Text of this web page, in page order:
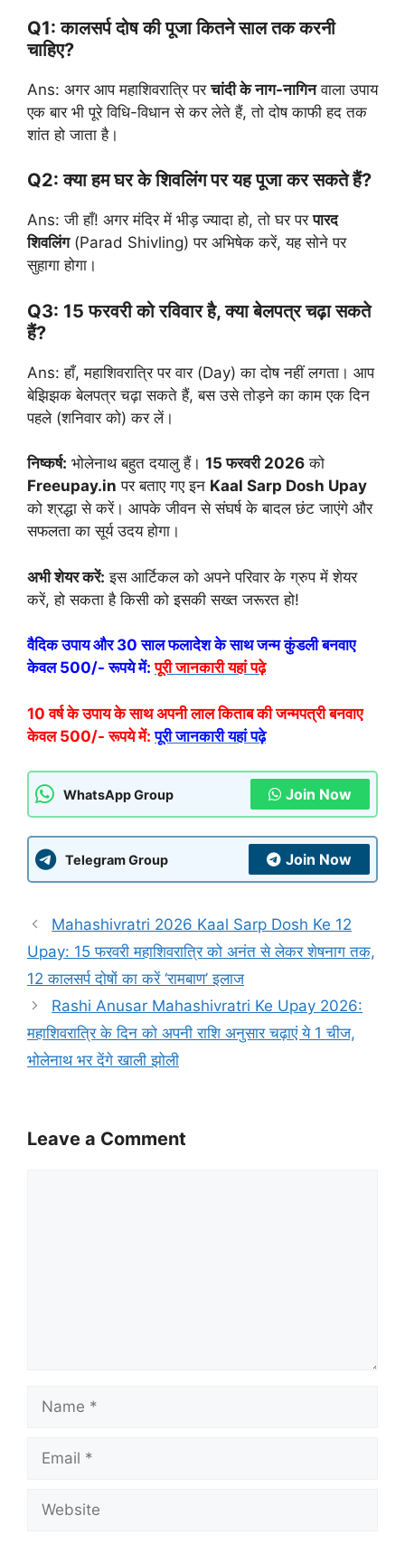
Q1: कालसर्प दोष की पूजा कितने साल तक करनी
चाहिए?
Ans: अगर आप महाशिवरात्रि परचांदी के नाग-नागिनवाला उपाय
एक बार भी पूरे विधि-विधान से कर लेते हैं, तो दोष काफी हद तक
शांत हो जाता है।
Q2: क्या हम घर के शिवलिंग पर यह पूजा कर सकते हैं?
Ans: जी हाँ! अगर मंदिर में भीड़ ज्यादा हो, तो घर परपारद
शिवलिंग(Parad Shivling) पर अभिषेक करें, यह सोने पर
सुहागा होगा।
Q3: 15 फरवरी को रविवार है, क्या बेलपत्र चढ़ा सकते
हैं?
Ans: हाँ, महाशिवरात्रि पर वार (Day) का दोष नहीं लगता। आप
बेझिझक बेलपत्र चढ़ा सकते हैं, बस उसे तोड़ने का काम एक दिन
पहले (शनिवार को) कर लें।
निष्कर्ष: भोलेनाथ बहुत दयालु हैं। 15 फरवरी 2026 को
Freeupay.in पर बताए गए इन Kaal Sarp Dosh Upay
को श्रद्धा से करें। आपके जीवन से संघर्ष के बादल छंट जाएंगे और
सफलता का सूर्य उदय होगा।
अभी शेयर करें: इस आर्टिकल को अपने परिवार के ग्रुप में शेयर
करें, हो सकता है किसी को इसकी सख्त जरूरत हो!
वैदिक उपाय और 30 साल फलादेश के साथ जन्म कुंडली बनवाए
केवल 500/- रूपये में: पूरी जानकारी यहां पढ़े
10 वर्ष के उपाय के साथ अपनी लाल किताब की जन्मपत्री बनवाए
केवल 500/- रूपये में: पूरी जानकारी यहां पढ़े
WhatsApp Group Join Now
Telegram Group Join Now
Mahashivratri 2026 Kaal Sarp Dosh Ke 12
Upay: 15 फरवरी महाशिवरात्रि को अनंत से लेकर शेषनाग तक,
12 कालसर्प दोषों का करें ‘रामबाण’ इलाज
Rashi Anusar Mahashivratri Ke Upay 2026:
महाशिवरात्रि के दिन को अपनी राशि अनुसार चढ़ाएं ये 1 चीज,
भोलेनाथ भर देंगे खाली झोली
Leave a Comment